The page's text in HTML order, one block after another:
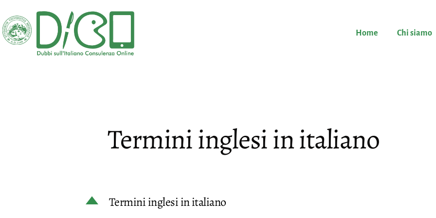
al
contenuto
Home Chi siamo
Termini inglesi in italiano
D Termini inglesi in italiano